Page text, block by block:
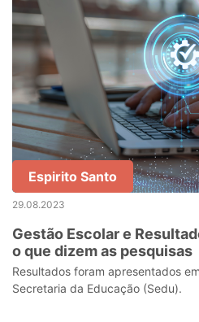
Espirito Santo
29.08.2023
Gestão Escolar e
o que dizem as pesquisas
Resultados foram apresentados
Secretaria da Educação (Sedu).